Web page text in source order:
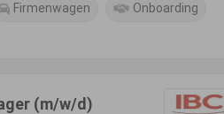
Firmenwagen Onboarding
(m/w/d)